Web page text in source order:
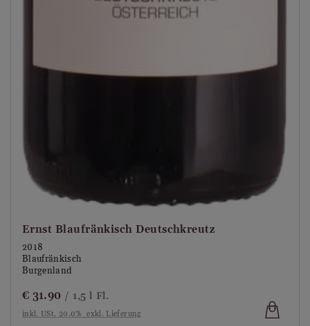
Ernst Blaufränkisch Deutschkreutz
2018
Blaufränkisch
Burgenland
€ 31.90 / 1,5 l Fl.
inkl. USt. 20.0% exkl. Lieferung